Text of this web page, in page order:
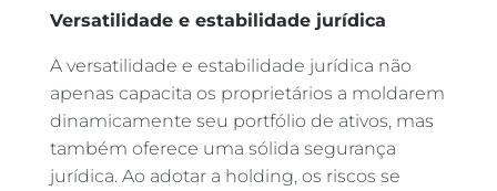
Versatilidade e estabilidade jurídica
A versatilidade e estabilidade jurídica não
apenas capacita os proprietários a moldarem
dinamicamente seu portfólio de ativos, mas
também oferece uma sólida segurança
jurídica. Ao adotar a holding, os riscos se